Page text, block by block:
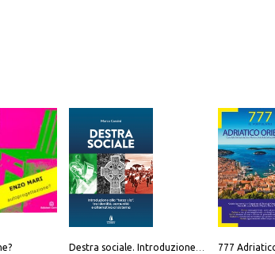
Destra sociale. Introduzione alla «terza via», tra identità, comunità e alternativa al sistema